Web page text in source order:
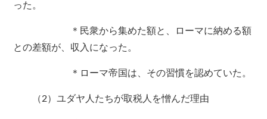
った。
＊民衆から集めた額と、ローマに納める額
との差額が、収入になった。
＊ローマ帝国は、その習慣を認めていた。
（2）ユダヤ人たちが取税人を憎んだ理由